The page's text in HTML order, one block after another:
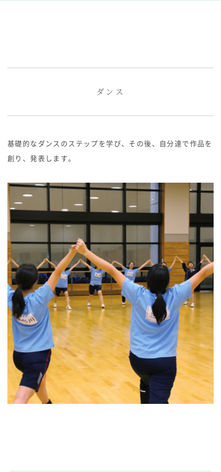
ダンス
基礎的なダンスのステップを学び、その後、自分達で作品を
創り、発表します。